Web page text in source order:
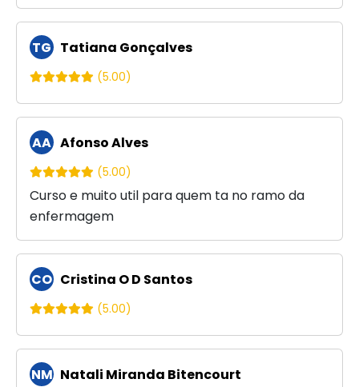
TG Tatiana Gonçalves
(5.00)
AA Afonso Alves
(5.00)
Curso e muito util para quem ta no ramo da
enfermagem
CO Cristina O D Santos
(5.00)
NM Natali Miranda Bitencourt